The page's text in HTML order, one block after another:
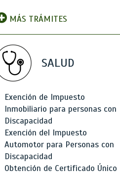
MÁS TRÁMITES
SALUD
Exención de Impuesto
Inmobiliario para personas con
Discapacidad
Exención del Impuesto
Automotor para Personas con
Discapacidad
Obtención de Certificado Único